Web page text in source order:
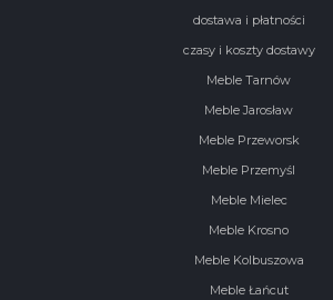
dostawa i płatności
czasy i koszty dostawy
Meble Tarnów
Meble Jarosław
Meble Przeworsk
Meble Przemyśl
Meble Mielec
Meble Krosno
Meble Kolbuszowa
Meble Łańcut